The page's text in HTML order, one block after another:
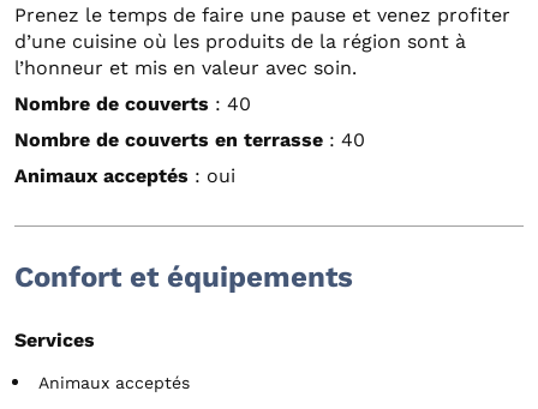
Prenez le temps de faire une pause et venez profiter
d’une cuisine où les produits de la région sont à
l’honneur et mis en valeur avec soin.
Nombre de couverts : 40
Nombre de couverts en terrasse : 40
Animaux acceptés : oui
Confort et équipements
Services
Animaux acceptés